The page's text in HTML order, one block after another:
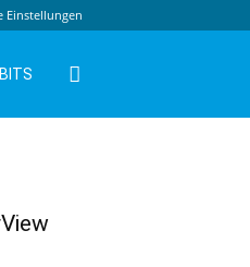
Einstellungen